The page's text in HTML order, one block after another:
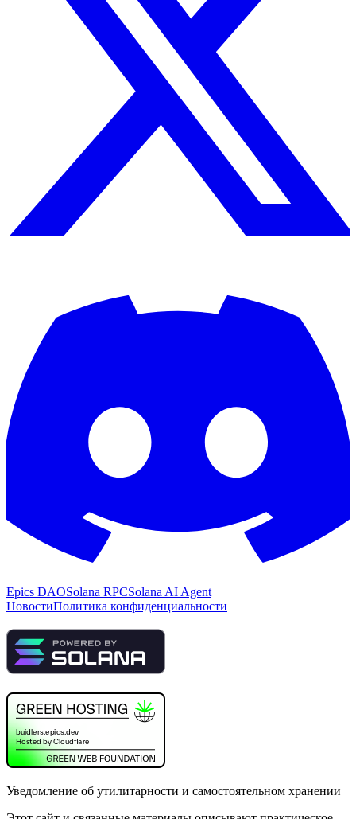
Epics DAOSolana RPCSolana AI Agent
НовостиПолитика конфиденциальности
Уведомление об утилитарности и самостоятельном хранении